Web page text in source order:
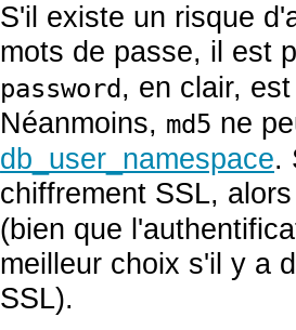
S'il existe un risque
mots de passe, il est
password , en clair,
Néanmoins, md5 ne
db_user_namespace.
chiffrement SSL,
(bien que
meilleur choix s'il y a
SSL).